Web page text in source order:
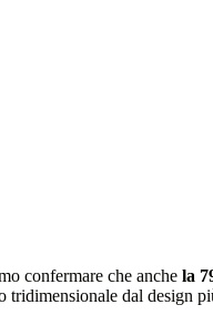
confermare che anche la
dal design